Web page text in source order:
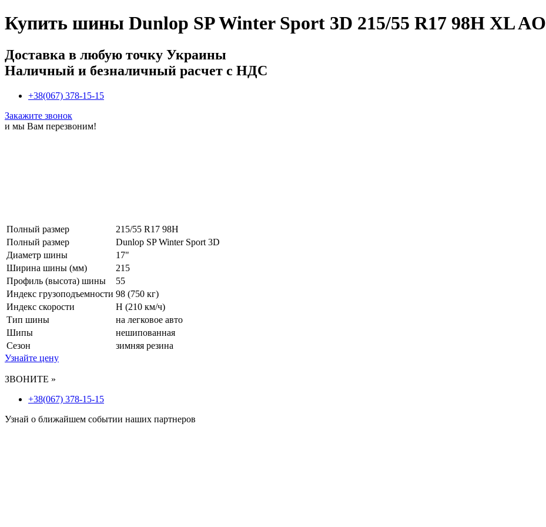
Купить шины Dunlop SP Winter Sport 3D 215/55 R17 98H XL AO
Доставка в любую точку Украины
Наличный и безналичный расчет с НДС
+38(067) 378-15-15
Закажите звонок
и мы Вам перезвоним!
Полный размер
215/55 R17 98H
Полный размер
Dunlop SP Winter Sport 3D
Диаметр шины
17"
Ширина шины (мм)
215
Профиль (высота) шины
55
Индекс грузоподъемности 98 (750 кг)
Индекс скорости
H (210 км/ч)
Тип шины
на легковое авто
Шипы
нешипованная
Сезон
зимняя резина
Узнайте цену
ЗВОНИТЕ »
+38(067) 378-15-15
Узнай о ближайшем событии наших партнеров